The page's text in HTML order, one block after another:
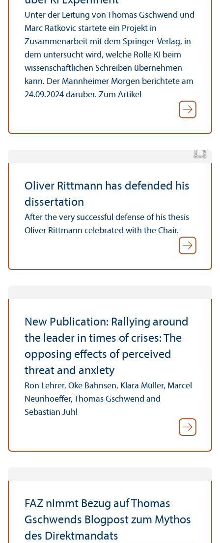
Unter der Leitung von Thomas Gschwend und
Marc Ratkovic startete ein Projekt in
Zusammenarbeit mit dem Springer-Verlag, in
dem untersucht wird, welche Rolle KI beim
wissenschaftlichen Schreiben übernehmen
kann. Der Mannheimer Morgen berichtete am
24.09.2024 darüber. Zum Artikel
C
r e
di
t:
V. S
e m
e
n
o
v
a
Oliver Rittmann has defended his
dissertation
After the very successful defense of his thesis
Oliver Rittmann celebrated with the Chair.
New Publication: Rallying around
the leader in times of crises: The
opposing effects of perceived
threat and anxiety
Ron Lehrer, Oke Bahnsen, Klara Müller, Marcel
Neunhoeffer, Thomas Gschwend and
Sebastian Juhl
FAZ nimmt Bezug auf Thomas
Gschwends Blogpost zum Mythos
des Direktmandats